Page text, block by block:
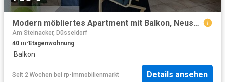
Modern möbliertes Apartment mit Balkon, Neuss Reuschenberg, Starenweg
Am Steinacker, Düsseldorf
40 m²Etagenwohnung
·Balkon
Seit 2 Wochen bei rp-immobilienmarkt Details ansehen